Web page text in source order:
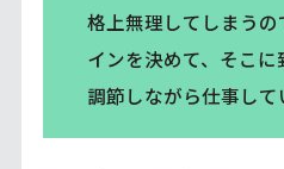
格上無理してしまうの
インを決めて、そこ
調節しながら仕事して